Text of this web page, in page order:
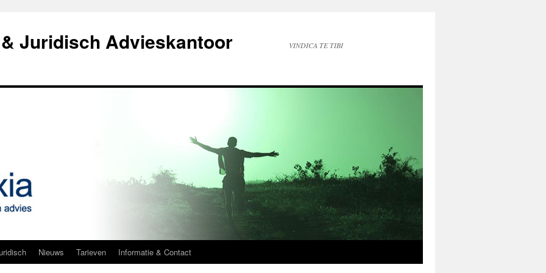
Juridisch Advieskantoor
VINDICA TE TIBI
Nieuws Tarieven Informatie & Contact